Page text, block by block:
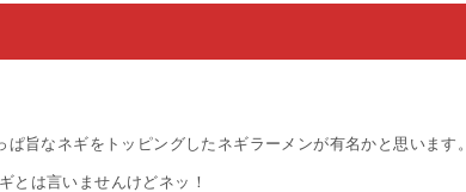
旨なネギをトッピングしたネギラーメンが有名かと思います。
とは言いませんけどネッ！